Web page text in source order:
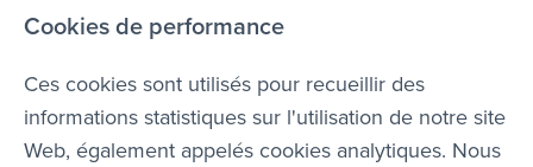
Cookies de performance
Ces cookies sont utilisés pour recueillir des
informations statistiques sur l'utilisation de notre site
Web, également appelés cookies analytiques. Nous